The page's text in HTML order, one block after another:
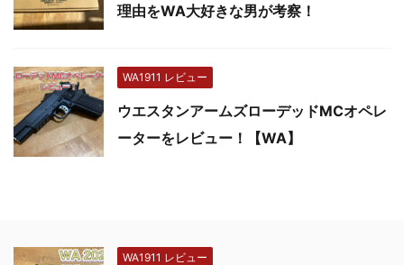
理由をWA大好きな男が考察！
WA1911 レビュー
ウエスタンアームズローデッドMCオペレ
ーターをレビュー！【WA】
WA1911 レビュー